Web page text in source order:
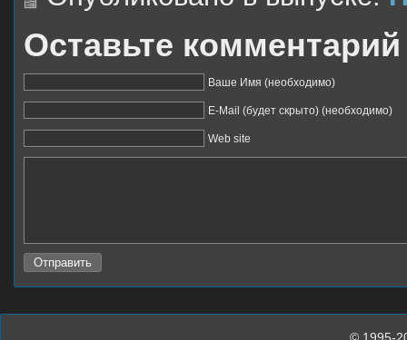
Оставьте комментарий
Ваше Имя (необходимо)
E-Mail (будет скрыто) (необходимо)
Web site